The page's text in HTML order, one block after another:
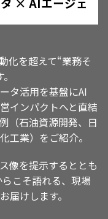
化を超えて“業務そ
タ活用を基盤にAI
インパクトへと直結
（石油資源開発、日
工業）をご紹介。
像を提示するととも
こそ語れる、現場
届けします。